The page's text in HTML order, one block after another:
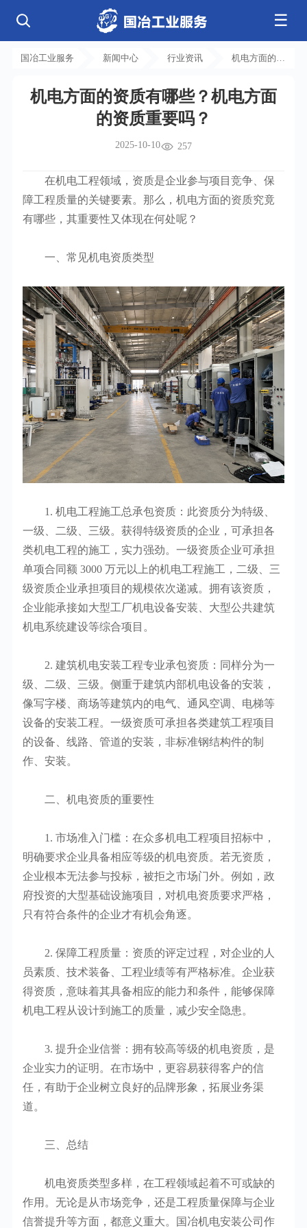
☰
公司简介
发展历程
核心业务
电气工程
钢结构工程
净化工程
弱电工程
消防工程
基控电箱
其它工程
工程案例
芯片 • 半导体
人工智能 • 机器人
新能源汽车 • 智能网联
生物 • 医药
新闻中心
行业资讯
安装教程
工业百科
工业问答
国冶工业服务 新闻中心 行业资讯
机电方面的资
电方面的资质
机电方面的资质有哪些？机电方面
的资质重要吗？
2025-10-10 257
在机电工程领域，资质是企业参与项目竞争、保
障工程质量的关键要素。那么，机电方面的资质究竟
有哪些，其重要性又体现在何处呢？
一、常见机电资质类型
1. 机电工程施工总承包资质：此资质分为特级、
一级、二级、三级。获得特级资质的企业，可承担各
类机电工程的施工，实力强劲。一级资质企业可承担
单项合同额 3000 万元以上的机电工程施工，二级、三
级资质企业承担项目的规模依次递减。拥有该资质，
企业能承接如大型工厂机电设备安装、大型公共建筑
机电系统建设等综合项目。
2. 建筑机电安装工程专业承包资质：同样分为一
级、二级、三级。侧重于建筑内部机电设备的安装，
像写字楼、商场等建筑内的电气、通风空调、电梯等
设备的安装工程。一级资质可承担各类建筑工程项目
的设备、线路、管道的安装，非标准钢结构件的制
作、安装。
二、机电资质的重要性
1. 市场准入门槛：在众多机电工程项目招标中，
明确要求企业具备相应等级的机电资质。若无资质，
企业根本无法参与投标，被拒之市场门外。例如，政
府投资的大型基础设施项目，对机电资质要求严格，
只有符合条件的企业才有机会角逐。
2. 保障工程质量：资质的评定过程，对企业的人
员素质、技术装备、工程业绩等有严格标准。企业获
得资质，意味着其具备相应的能力和条件，能够保障
机电工程从设计到施工的质量，减少安全隐患。
3. 提升企业信誉：拥有较高等级的机电资质，是
企业实力的证明。在市场中，更容易获得客户的信
任，有助于企业树立良好的品牌形象，拓展业务渠
道。
三、总结
机电资质类型多样，在工程领域起着不可或缺的
作用。无论是从市场竞争，还是工程质量保障与企业
信誉提升等方面，都意义重大。国冶机电安装公司作